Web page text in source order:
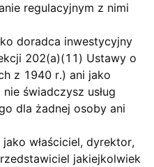
regulacyjnym z nimi
doradca inwestycyjny
202(a)(11) Ustawy o
z 1940 r.) ani jako
świadczysz usług
dla żadnej osoby ani
właściciel, dyrektor,
jakiejkolwiek